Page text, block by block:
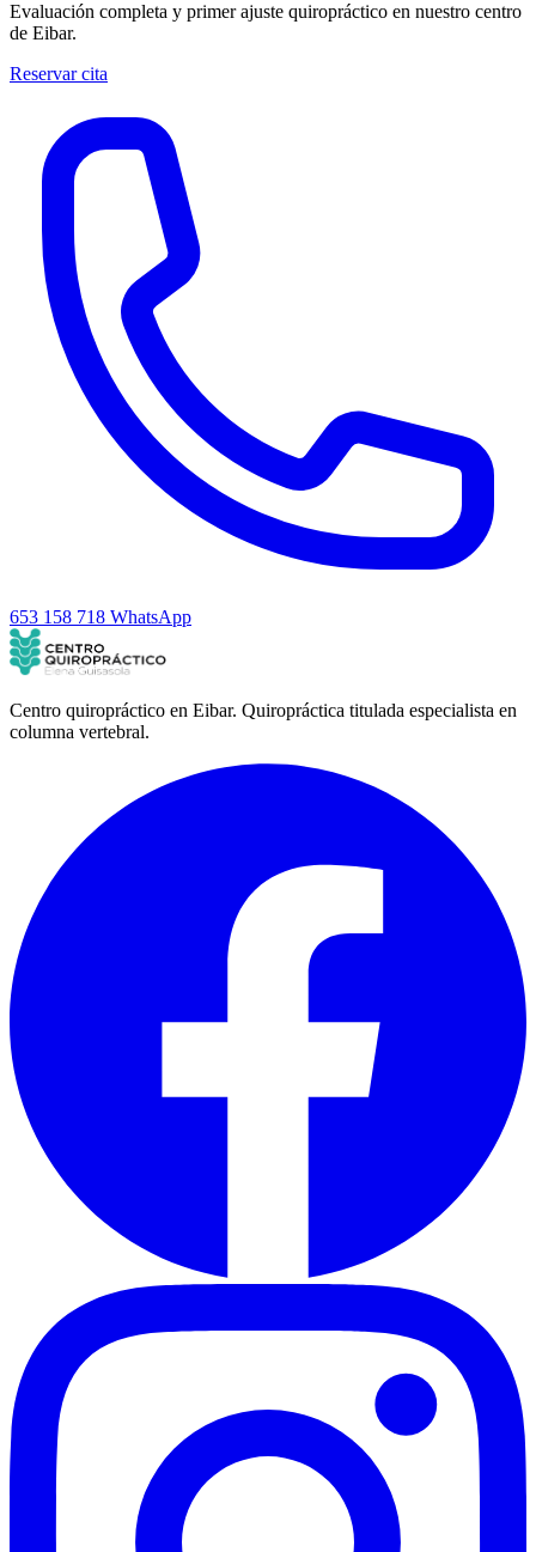
Evaluación completa y primer ajuste quiropráctico en nuestro centro
de Eibar.
Reservar cita
653 158 718 WhatsApp
Centro quiropráctico en Eibar. Quiropráctica titulada especialista en
columna vertebral.